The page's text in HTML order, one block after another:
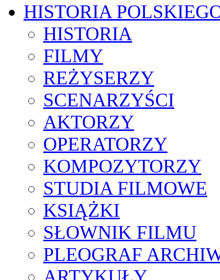
HISTORIA
HISTORIA
FILMY
REŻYSERZY
SCENARZYŚCI
AKTORZY
OPERATORZY
KOMPOZYTORZY
STUDIA FILMOWE
KSIĄŻKI
SŁOWNIK FILMU
PLEOGRAF